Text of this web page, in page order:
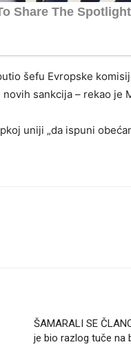
šefu Evropske
sankcija – rekao je
uniji „da ispuni
ŠAMARALI SE
je bio razlog tuče na